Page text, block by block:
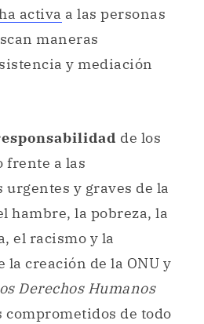
activa a las personas
maneras
y mediación
de los
frente a las
y graves de la
hambre, la pobreza, la
el racismo y la
la creación de la ONU y
Derechos Humanos
comprometidos de todo